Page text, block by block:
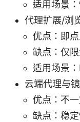
适用场景
代理扩展/浏
优点：即
缺点：仅
适用场景
云端代理与
优点：不
缺点：稳